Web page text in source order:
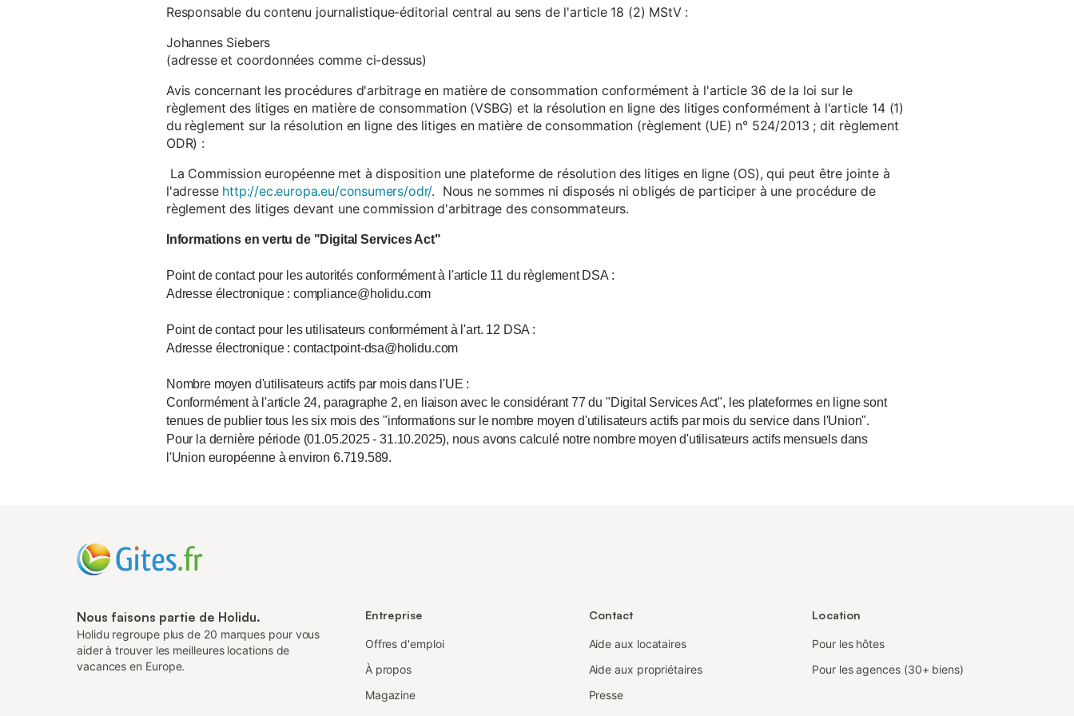
Responsable du contenu journalistique-éditorial central au sens de l'article 18 (2) MStV :
Johannes Siebers
(adresse et coordonnées comme ci-dessus)
Avis concernant les procédures d'arbitrage en matière de consommation conformément à l'article 36 de la loi sur le
règlement des litiges en matière de consommation (VSBG) et la résolution en ligne des litiges conformément à l'article 14 (1)
du règlement sur la résolution en ligne des litiges en matière de consommation (règlement (UE) n° 524/2013 ; dit règlement
ODR) :
La Commission européenne met à disposition une plateforme de résolution des litiges en ligne (OS), qui peut être jointe à
l'adresse http://ec.europa.eu/consumers/odr/. Nous ne sommes ni disposés ni obligés de participer à une procédure de
règlement des litiges devant une commission d'arbitrage des consommateurs.
Informations en vertu de "Digital Services Act"
Point de contact pour les autorités conformément à l'article 11 du règlement DSA :
Adresse électronique : compliance@holidu.com
Point de contact pour les utilisateurs conformément à l'art. 12 DSA :
Adresse électronique : contactpoint-dsa@holidu.com
Nombre moyen d'utilisateurs actifs par mois dans l'UE :
Conformément à l'article 24, paragraphe 2, en liaison avec le considérant 77 du "Digital Services Act", les plateformes en ligne sont
tenues de publier tous les six mois des "informations sur le nombre moyen d'utilisateurs actifs par mois du service dans l'Union".
Pour la dernière période (01.05.2025 - 31.10.2025), nous avons calculé notre nombre moyen d'utilisateurs actifs mensuels dans
l'Union européenne à environ 6.719.589.
Nous faisons partie de Holidu.
Holidu regroupe plus de 20 marques pour vous
aider à trouver les meilleures locations de
vacances en Europe.
Entreprise
Offres d'emploi
À propos
Magazine
Contact
Aide aux locataires
Aide aux propriétaires
Presse
Location
Pour les hôtes
Pour les agences (30+ biens)